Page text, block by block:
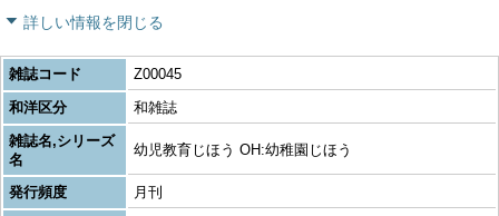
詳しい情報を閉じる
雑誌コード
Z00045
和洋区分
和雑誌
雑誌名,シリーズ
名
幼児教育じほう OH:幼稚園じほう
発行頻度
月刊